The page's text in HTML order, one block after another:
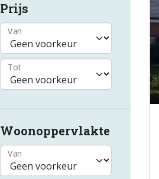
Prijs
Van
Tot
Woonoppervlakte
Van